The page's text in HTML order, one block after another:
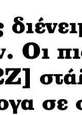
Οι
σε